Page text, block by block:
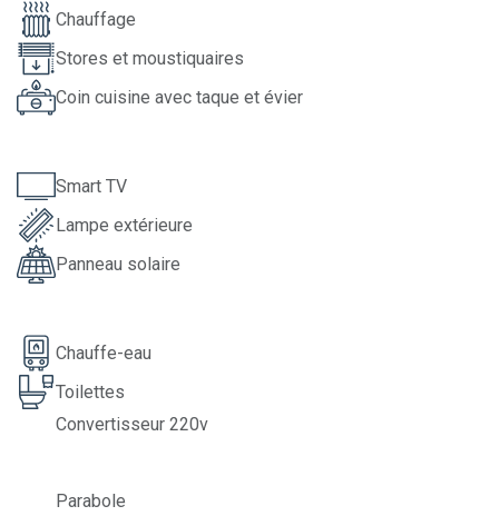
Chauffage
Stores et moustiquaires
Coin cuisine avec taque et évier
Smart TV
Lampe extérieure
Panneau solaire
Chauffe-eau
Toilettes
Convertisseur 220v
Parabole